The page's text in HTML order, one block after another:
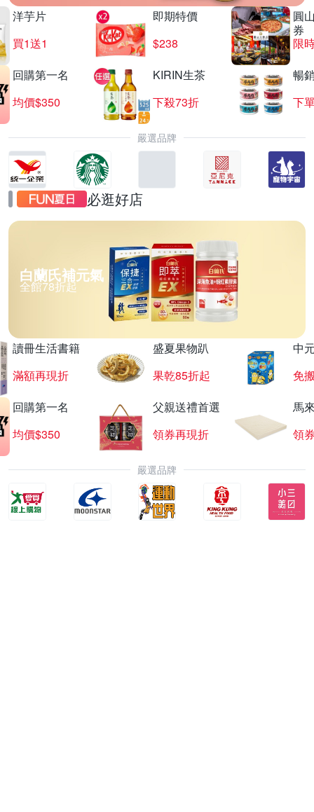
洋芋片
買1送1
即期特價
$238
圓
券
限
回購第一名
均價$350
KIRIN生茶
下殺73折
暢
下
嚴選品牌
必逛好店
白蘭氏補元氣
全館78折起
讀冊生活書籍
滿額再現折
盛夏果物趴
果乾85折起
中
免
回購第一名
均價$350
父親送禮首選
領券再現折
馬
領
嚴選品牌